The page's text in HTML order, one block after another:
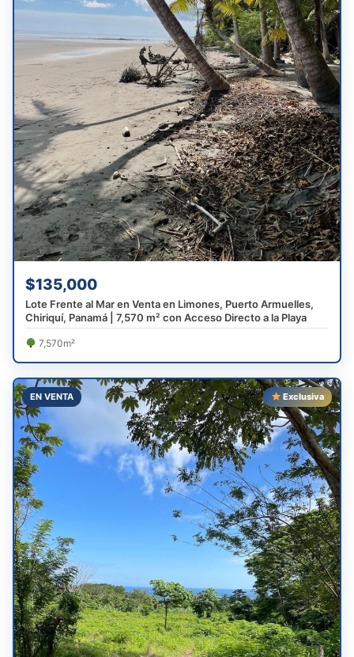
$135,000
Lote Frente al Mar en Venta en Limones, Puerto Armuelles,
Chiriquí, Panamá | 7,570 m² con Acceso Directo a la Playa
7,570m²
EN VENTA Exclusiva